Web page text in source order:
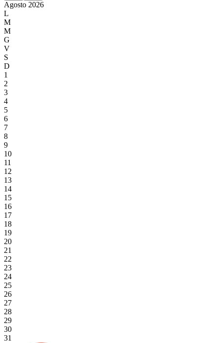
Agosto 2026
L
M
M
G
V
S
D
1
2
3
4
5
6
7
8
9
10
11
12
13
14
15
16
17
18
19
20
21
22
23
24
25
26
27
28
29
30
31